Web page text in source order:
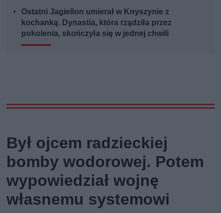
Ostatni Jagiellon umierał w Knyszynie z
kochanką. Dynastia, która rządziła przez
pokolenia, skończyła się w jednej chwili
Był ojcem radzieckiej
bomby wodorowej. Potem
wypowiedział wojnę
własnemu systemowi